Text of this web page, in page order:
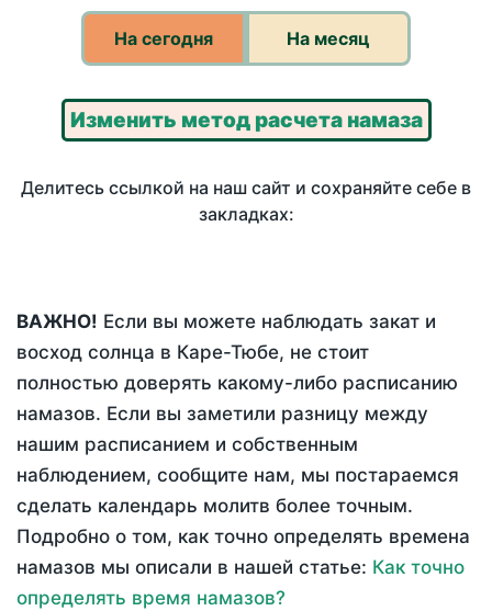
На сегодня На месяц
Изменить метод расчета намаза
Делитесь ссылкой на наш сайт и сохраняйте себе в
закладках:
ВАЖНО! Если вы можете наблюдать закат и
восход солнца в Каре-Тюбе, не стоит
полностью доверять какому-либо расписанию
намазов. Если вы заметили разницу между
нашим расписанием и собственным
наблюдением, сообщите нам, мы постараемся
сделать календарь молитв более точным.
Подробно о том, как точно определять времена
намазов мы описали в нашей статье: Как точно
определять время намазов?